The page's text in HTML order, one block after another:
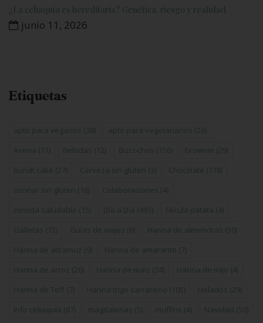
¿La celiaquía es hereditaria? Genética, riesgo y realidad
junio 11, 2026
Etiquetas
apto para veganos (38) apto para vegetarianos (26)
Avena (11) Bebidas (12) Bizcochos (156) brownie (29)
bundt cake (27) Cerveza sin gluten (3) Chocolate (178)
cocinar sin gluten (16) Colaboraciones (4)
comida saludable (15) Día a Día (493) Fécula patata (4)
Galletas (72) Guías de viajes (6) Harina de almendras (50)
Harina de altramuz (9) Harina de amaranto (7)
Harina de arroz (26) Harina de maiz (24) Harina de mijo (4)
Harina de Teff (7) Harina trigo sarraceno (105) Helados (29)
Info celiaquía (87) magdalenas (5) muffins (4) Navidad (50)